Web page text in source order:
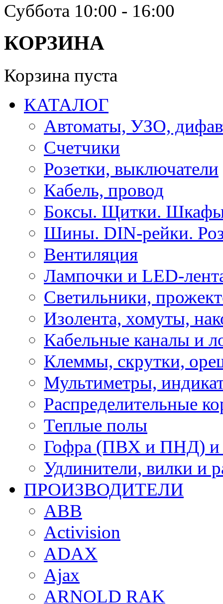
Суббота 10:00 - 16:00
КОРЗИНА
Корзина пуста
КАТАЛОГ
Автоматы, УЗО,
Счетчики
Розетки, выключатели
Кабель, провод
Боксы. Щитки.
Шины. DIN-рейки.
Вентиляция
Лампочки и LED-
Светильники,
Изолента, хомуты,
Кабельные каналы и
Клеммы, скрутки,
Мультиметры,
Распределительные
Теплые полы
Гофра (ПВХ и ПНД) и
Удлинители, вилки и
ПРОИЗВОДИТЕЛИ
ABB
Activision
ADAX
Ajax
ARNOLD RAK